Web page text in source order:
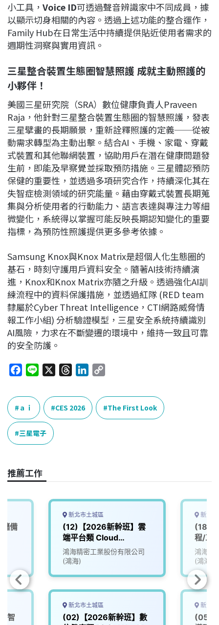
小工具， Voice ID可透過聲音辨識家中不同成員，據
以顯示切身相關的內容。透過上述功能的整合運作，
Family Hub在日常生活中持續提供貼近使用者需求的
週期性洞察與實用資訊。
三星整合裝置生態圈智慧照護 成就主動照護的
小夥伴！
美國三星研究院（SRA）數位健康負責人Praveen
Raja，他針對三星整合裝置生態圈的智慧照護，發表
三星擘畫的長期願景，重新詮釋照護的定義──從被
動需求轉型為主動出擊。結合AI、手機、家電、穿戴
式裝置和其他聯網裝置，協助用戶在潛在健康問題發
生前，即能及早察覺並採取預防措施。三星體認預防
保健的重要性，並透過多項研究合作，持續深化其在
失智症檢測領域的研究能量。藉由穿戴式裝置長期蒐
集與分析使用者的行動能力、語言表達與專注力等細
微變化，系統得以掌握可能反映長期認知變化的重要
指標，為預防性照護提供更多參考依據。
Samsung Knox與Knox Matrix是超個人化生態圈的
基石，時刻守護用戶資料安全。隨著AI技術持續演
進，Knox和Knox Matrix亦隨之升級。透過強化AI訓
練流程中的資料保護措施，並透過紅隊 (RED team
隸屬於Cyber Threat Intelligence，CTI網路威脅情
報工作小組) 分析驗證模型，三星安全系統持續識別
AI風險，力求在不斷變遷的環境中，維持一致且可靠
的安全防護。
c
e
b
o
o
e
r
e
a
k
p
y
L
ａｉ CES 2026 The First Look
三星電子
推薦工作
備
智
新北市土城區
(12)【2026新幹班】雲
端平台類 Cloud
Platform
鴻海精密工業股份有限公司
(鴻海)
新北市土城區
(02)【2026新幹班】數
新北
(18)
程/工
鴻海精
(鴻海)
新北
(05)